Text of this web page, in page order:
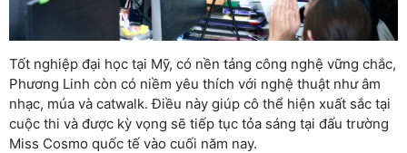
Tốt nghiệp đại học tại Mỹ, có nền tảng công nghệ vững chắc,
Phương Linh còn có niềm yêu thích với nghệ thuật như âm
nhạc, múa và catwalk. Điều này giúp cô thể hiện xuất sắc tại
cuộc thi và được kỳ vọng sẽ tiếp tục tỏa sáng tại đấu trường
Miss Cosmo quốc tế vào cuối năm nay.